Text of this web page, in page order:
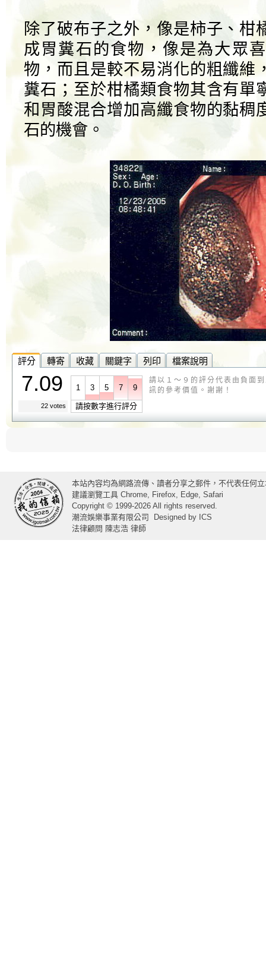
除了破布子之外，像是柿子、柑
成胃糞石的食物，像是為大眾
物，而且是較不易消化的粗纖維
糞石；至於柑橘類食物其含有單
和胃酸混合增加高纖食物的黏稠
石的機會。
評分 轉寄 收藏 關鍵字 列印 檔案說明
7.09
22 votes
1 3 5 7 9
請按數字進行評分
請以１～９的評分代表由負面
訊的參考價值。謝謝！
本站內容均為網路流傳、讀者分享之郵件，不代表任何
建議瀏覽工具 Chrome, Firefox, Edge, Safari
Copyright © 1999-2026 All rights reserved.
潮流娛樂事業有限公司
Designed by ICS
法律顧問 陳志浩 律師